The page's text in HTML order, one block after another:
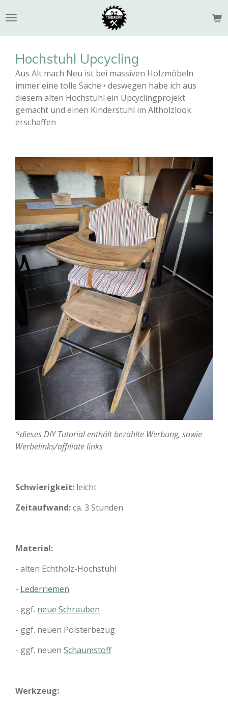
Hauptinhalt
springen
Hochstuhl Upcycling
Aus Alt mach Neu ist bei massiven Holzmöbeln
immer eine tolle Sache • deswegen habe ich aus
diesem alten Hochstuhl ein Upcyclingprojekt
gemacht und einen Kinderstuhl im Altholzlook
erschaffen
*dieses DIY Tutorial enthält bezahlte Werbung, sowie
Werbelinks/affiliate links
Schwierigkeit: leicht
Zeitaufwand:ca. 3 Stunden
Material:
- alten Echtholz-Hochstuhl
- Lederriemen
- ggf. neue Schrauben
- ggf. neuen Polsterbezug
- ggf. neuen Schaumstoff
Werkzeug: